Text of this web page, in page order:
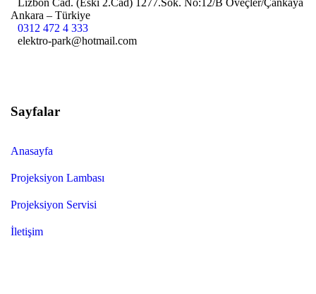
Lizbon Cad. (Eski 2.Cad) 1277.Sok. No:12/B Öveçler/Çankaya
Ankara – Türkiye
0312 472 4 333
elektro-park@hotmail.com
Sayfalar
Anasayfa
Projeksiyon Lambası
Projeksiyon Servisi
İletişim